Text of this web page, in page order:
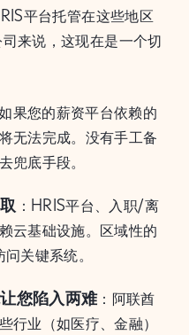
平台托管在这些地区
来说，这现在是一个切
果您的薪资平台依赖的
无法完成。没有手工备
兜底手段。
：HRIS平台、入职/离
云基础设施。区域性的
关键系统。
您陷入两难：阿联酋
行业（如医疗、金融）